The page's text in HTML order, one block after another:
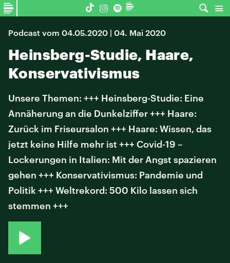
Podcast vom 04.05.2020 | 04. Mai 2020
Heinsberg-Studie, Haare,
Konservativismus
Unsere Themen: +++ Heinsberg-Studie: Eine
Annäherung an die Dunkelziffer +++ Haare:
Zurück im Friseursalon +++ Haare: Wissen, das
jetzt keine Hilfe mehr ist +++ Covid-19 –
Lockerungen in Italien: Mit der Angst spazieren
gehen +++ Konservativismus: Pandemie und
Politik +++ Weltrekord: 500 Kilo lassen sich
stemmen +++